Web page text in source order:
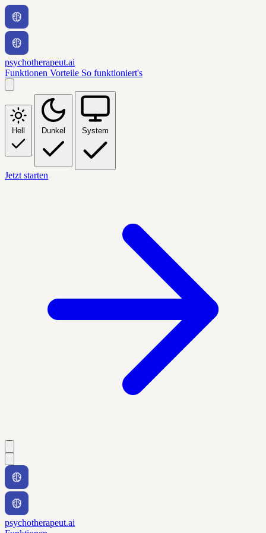
psychotherapeut.ai
Funktionen Vorteile So funktioniert's
Hell Dunkel System
Jetzt starten
psychotherapeut.ai